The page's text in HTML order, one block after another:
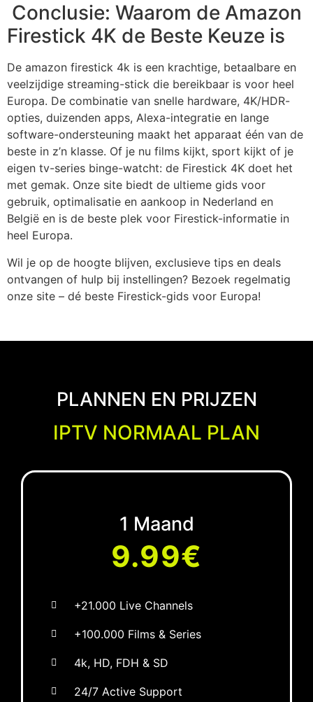
Conclusie: Waarom de Amazon
Firestick 4K de Beste Keuze is
De amazon firestick 4k is een krachtige, betaalbare en
veelzijdige streaming-stick die bereikbaar is voor heel
Europa. De combinatie van snelle hardware, 4K/HDR-
opties, duizenden apps, Alexa-integratie en lange
software-ondersteuning maakt het apparaat één van de
beste in z’n klasse. Of je nu films kijkt, sport kijkt of je
eigen tv-series binge-watcht: de Firestick 4K doet het
met gemak. Onze site biedt de ultieme gids voor
gebruik, optimalisatie en aankoop in Nederland en
België en is de beste plek voor Firestick-informatie in
heel Europa.
Wil je op de hoogte blijven, exclusieve tips en deals
ontvangen of hulp bij instellingen? Bezoek regelmatig
onze site – dé beste Firestick-gids voor Europa!
PLANNEN EN PRIJZEN
IPTV NORMAAL PLAN
1 Maand
9.99€
+21.000 Live Channels
+100.000 Films & Series
4k, HD, FDH & SD
24/7 Active Support